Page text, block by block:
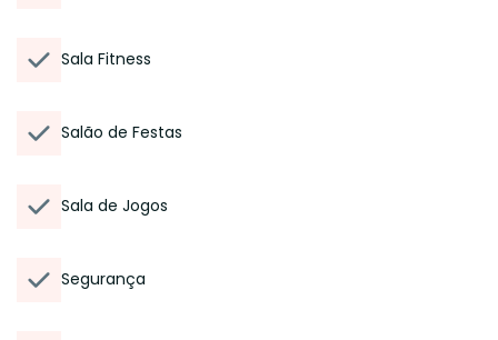
Sala Fitness
Salão de Festas
Sala de Jogos
Segurança